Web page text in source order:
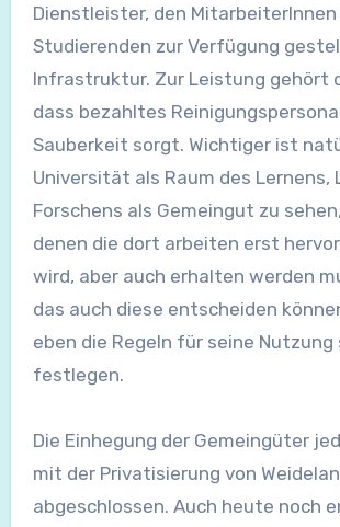
Dienstleister, den MitarbeiterInnen
Studierenden zur Verfügung
Infrastruktur. Zur Leistung gehört
dass bezahltes
Sauberkeit sorgt. Wichtiger ist
Universität als Raum des Lernens,
Forschens als Gemeingut zu
denen die dort arbeiten erst
wird, aber auch erhalten werden
das auch diese entscheiden
eben die Regeln für seine Nutzung
festlegen.
Die Einhegung der Gemeingüter
mit der Privatisierung von
abgeschlossen. Auch heute noch